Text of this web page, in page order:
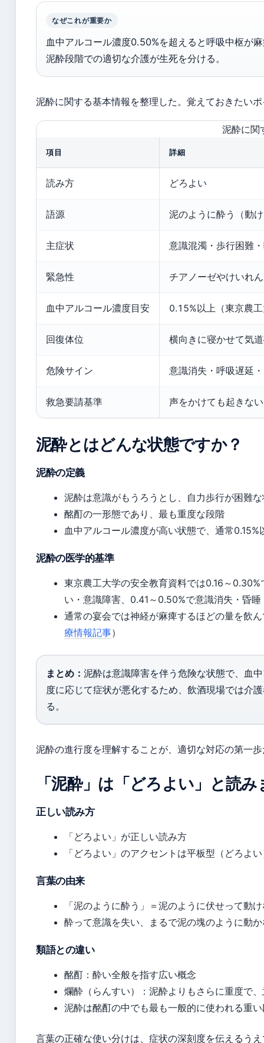
なぜこれが重要か
血中アルコール濃度0.50%を超えると呼吸中枢が
泥酔段階での適切な介護が生死を分ける。
泥酔に関する基本情報を整理した。覚えておきたい
泥酔に関
項目 詳細
読み方 どろよい
語源 泥のように酔う（動
主症状 意識混濁・歩行困難
緊急性 チアノーゼやけいれ
血中アルコール濃度目安 0.15%以上（東京農
回復体位 横向きに寝かせて気
危険サイン 意識消失・呼吸遅延
救急要請基準 声をかけても起きな
泥酔とはどんな状態ですか？
泥酔の定義
泥酔は意識がもうろうとし、自力歩行が困難
酩酊の一形態であり、最も重度な段階
血中アルコール濃度が高い状態で、通常
泥酔の医学的基準
東京農工大学の安全教育資料では0.16～
い・意識障害、0.41～0.50%で意識消失・昏
通常の宴会では神経が麻痺するほどの量を飲
療情報記事）
まとめ： 泥酔は意識障害を伴う危険な状態で、血
度に応じて症状が悪化するため、飲酒現場では介
る。
泥酔の進行度を理解することが、適切な対応の第一
「泥酔」は「どろよい」と読
正しい読み方
「どろよい」が正しい読み方
「どろよい」のアクセントは平板型（どろよ
言葉の由来
「泥のように酔う」＝泥のように伏せって動
酔って意識を失い、まるで泥の塊のように動
類語との違い
酩酊：酔い全般を指す広い概念
爛酔（らんすい）：泥酔よりもさらに重度で
泥酔は酩酊の中でも最も一般的に使われる重
言葉の正確な使い分けは、症状の深刻度を伝えるう